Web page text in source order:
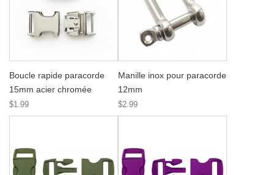
Boucle rapide paracorde
15mm acier chromée
$1.99
Manille inox pour paracorde
12mm
$2.99